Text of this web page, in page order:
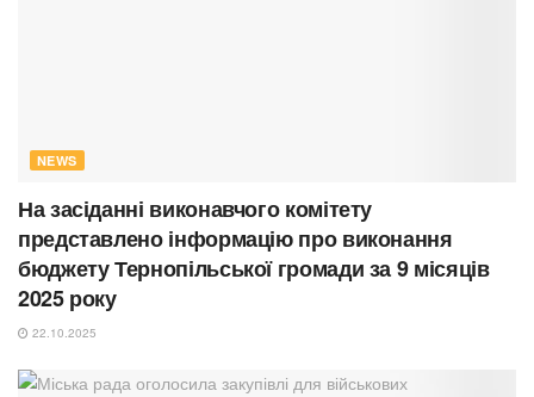
NEWS
На засіданні виконавчого комітету
представлено інформацію про виконання
бюджету Тернопільської громади за 9 місяців
2025 року
22.10.2025